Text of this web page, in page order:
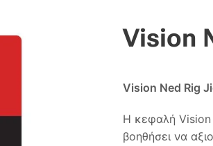
Vision
Vision Ned Rig
Η κεφαλή Vision
βοηθήσει να